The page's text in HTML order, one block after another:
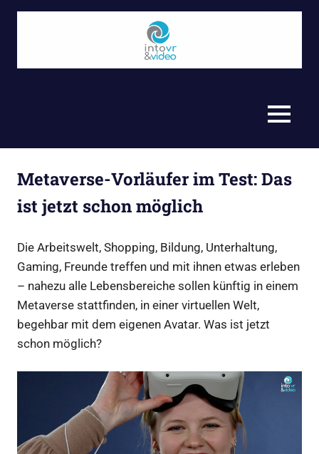
Zum
&
Video
GmbH
Reality
(VR)
Produktionsfirma
Berlin
MENU
Metaverse-Vorläufer im Test: Das
ist jetzt schon möglich
Die Arbeitswelt, Shopping, Bildung, Unterhaltung,
Gaming, Freunde treffen und mit ihnen etwas erleben
– nahezu alle Lebensbereiche sollen künftig in einem
Metaverse stattfinden, in einer virtuellen Welt,
begehbar mit dem eigenen Avatar. Was ist jetzt
schon möglich?